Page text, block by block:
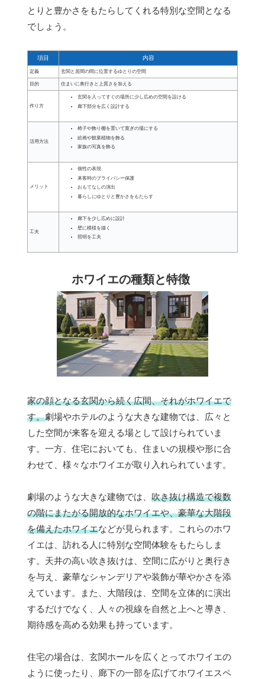
とりと豊かさをもたらしてくれる特別な空間となる
でしょう。
項目 内容
定義 玄関と居間の間に位置するゆとりの空間
目的 住まいに奥行きと上質さを加える
作り方
玄関を入ってすぐの場所に少し広めの空間を設ける
廊下部分を広く設計する
活用方法
椅子や飾り棚を置いて寛ぎの場にする
絵画や観葉植物を飾る
家族の写真を飾る
メリット
個性の表現
来客時のプライバシー保護
おもてなしの演出
暮らしにゆとりと豊かさをもたらす
工夫
廊下を少し広めに設計
壁に模様を描く
照明を工夫
ホワイエの種類と特徴
家の顔となる玄関から続く広間、それがホワイエで
す。劇場やホテルのような大きな建物では、広々と
した空間が来客を迎える場として設けられていま
す。一方、住宅においても、住まいの規模や形に合
わせて、様々なホワイエが取り入れられています。
劇場のような大きな建物では、 吹き抜け構造で複数
の階にまたがる開放的なホワイエや、豪華な大階段
を備えたホワイエなどが見られます。これらのホワ
イエは、訪れる人に特別な空間体験をもたらしま
す。天井の高い吹き抜けは、空間に広がりと奥行き
を与え、豪華なシャンデリアや装飾が華やかさを添
えています。また、大階段は、空間を立体的に演出
するだけでなく、人々の視線を自然と上へと導き、
期待感を高める効果も持っています。
住宅の場合は、玄関ホールを広くとってホワイエの
ように使ったり、廊下の一部を広げてホワイエスペ